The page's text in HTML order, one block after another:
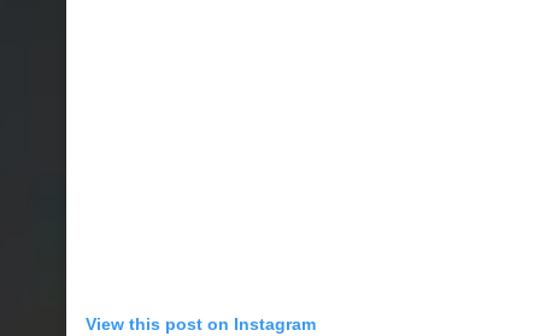
View this post on Instagram